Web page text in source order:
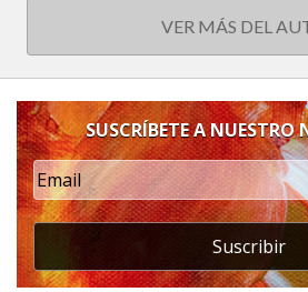
VER MÁS DEL
SUSCRÍBETE A NUESTRO
Suscribir